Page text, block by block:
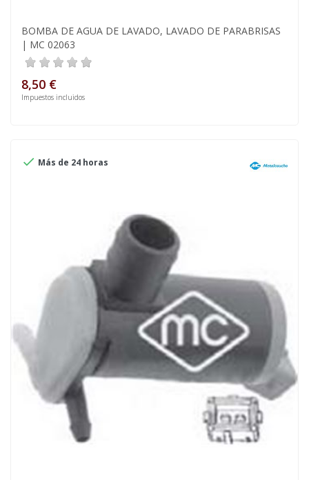
BOMBA DE AGUA DE LAVADO, LAVADO DE PARABRISAS
| MC 02063
8,50 €
Impuestos incluidos
 Más de 24 horas